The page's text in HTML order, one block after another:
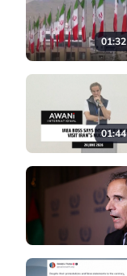
01:32
01:44